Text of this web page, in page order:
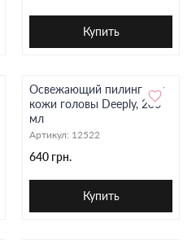
Купить
Освежающий пилинг для
кожи головы Deeply, 200
мл
Артикул: 12522
640 грн.
Купить